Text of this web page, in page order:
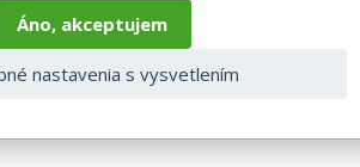
(napr. textilných doplnkov,
v demontovanom stave v závislosti od
dôvodu nastavenia monitora a prevodu
pegas@nabytok-pegas.sk , alebo
Áno, akceptujem
nastavenia s vysvetlením